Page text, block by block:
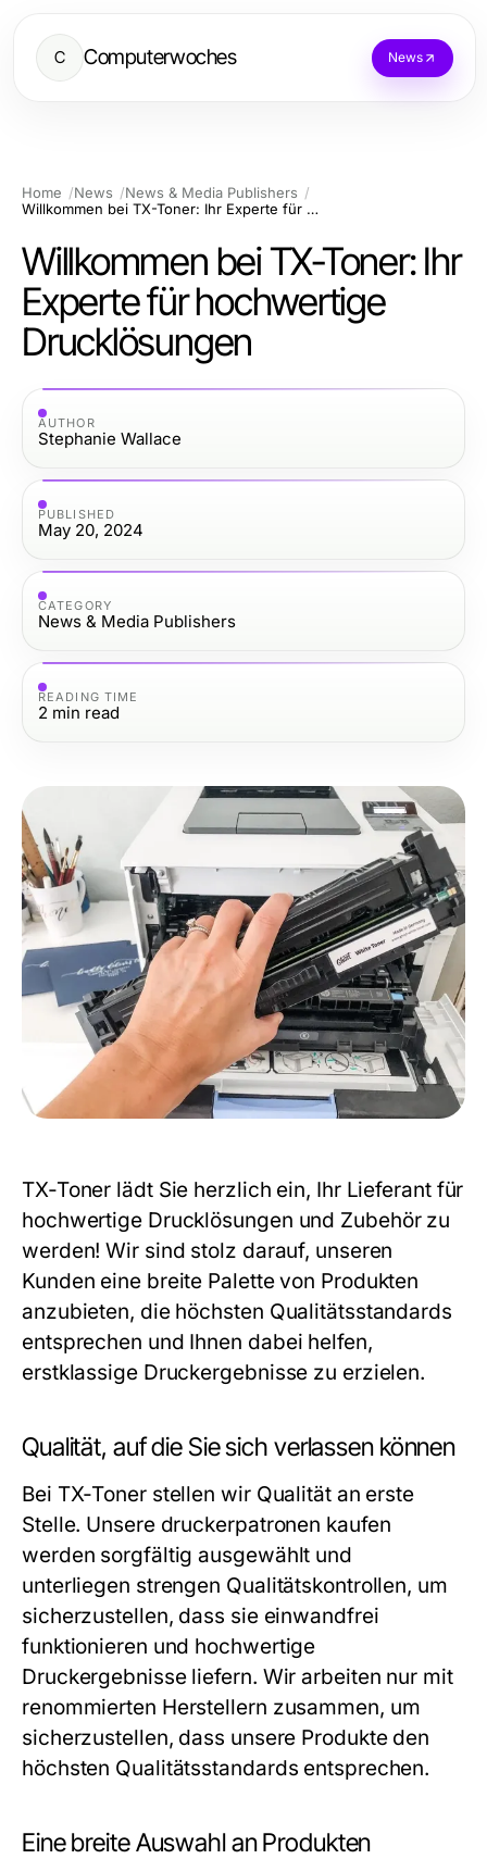
C Computerwoches News
Home News
News & Media Publishers
Willkommen bei TX-Toner: Ihr Experte für hochwertige Drucklösungen
Willkommen bei TX-Toner: Ihr
Experte für hochwertige
Drucklösungen
AUTHOR
Stephanie Wallace
PUBLISHED
May 20, 2024
CATEGORY
News & Media Publishers
READING TIME
2 min read
TX-Toner lädt Sie herzlich ein, Ihr Lieferant für
hochwertige Drucklösungen und Zubehör zu
werden! Wir sind stolz darauf, unseren
Kunden eine breite Palette von Produkten
anzubieten, die höchsten Qualitätsstandards
entsprechen und Ihnen dabei helfen,
erstklassige Druckergebnisse zu erzielen.
Qualität, auf die Sie sich verlassen können
Bei TX-Toner stellen wir Qualität an erste
Stelle. Unsere druckerpatronen kaufen
werden sorgfältig ausgewählt und
unterliegen strengen Qualitätskontrollen, um
sicherzustellen, dass sie einwandfrei
funktionieren und hochwertige
Druckergebnisse liefern. Wir arbeiten nur mit
renommierten Herstellern zusammen, um
sicherzustellen, dass unsere Produkte den
höchsten Qualitätsstandards entsprechen.
Eine breite Auswahl an Produkten